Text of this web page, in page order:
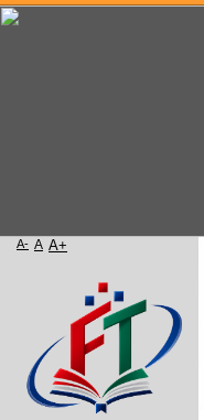
Accueil
A- A A+